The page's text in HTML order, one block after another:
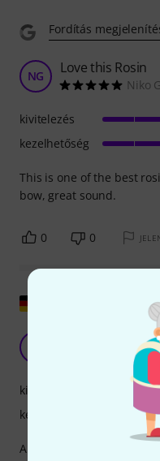
Fordítás
NG Love this Rosin
Niko
This is one of the best
bow, great sound.
kivitelezés
kezelhetőség
0 0
Eredeti
A masniszőrre való
kivitelezés
kezelhetőség